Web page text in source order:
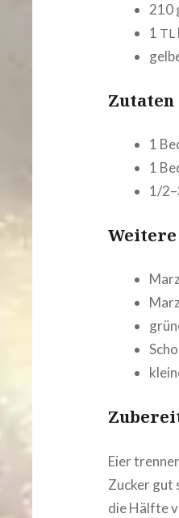
210
1 TL
1
1
1/
Eier
Zucker gut
die Hälfte